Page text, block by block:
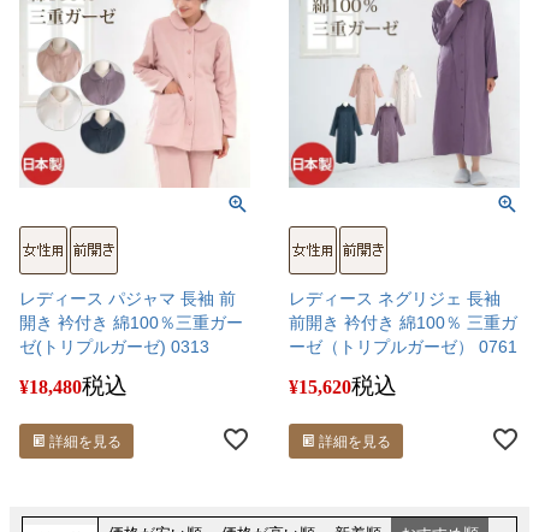
レディース パジャマ 長袖 前
開き 衿付き 綿100％三重ガー
ゼ(トリプルガーゼ) 0313
¥18,480税込
詳細を見る
レディース ネグリジェ 長袖
前開き 衿付き 綿100％ 三重ガ
ーゼ（トリプルガーゼ） 0761
¥15,620税込
詳細を見る